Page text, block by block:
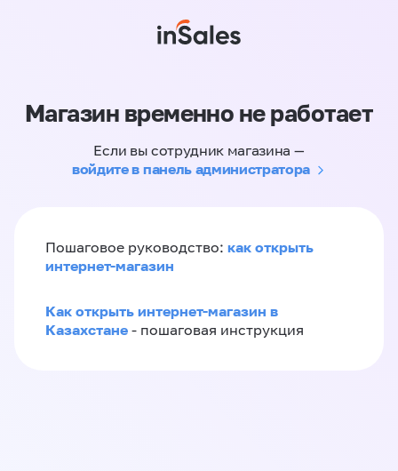
Магазин временно не работает
Если вы сотрудник магазина —
войдите в панель администратора
Пошаговое руководство: как открыть
интернет-магазин
Как открыть интернет-магазин в
Казахстане - пошаговая инструкция